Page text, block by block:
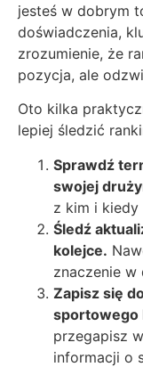
jesteś w dobrym
doświadczenia,
zrozumienie, że
pozycja, ale
Oto kilka
lepiej śledzić
Sprawdź
swojej
z kim i kiedy
Śledź
kolejce.
znaczenie w
Zapisz się
sportowego
przegapisz
informacji o